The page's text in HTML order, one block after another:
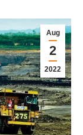
Aug
2
2022